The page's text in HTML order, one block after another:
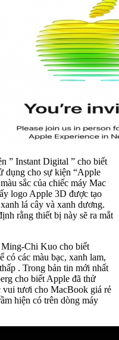
” Instant Digital ” cho biết
dụng cho sự kiện “Apple
sắc của chiếc máy Mac
logo Apple 3D được tạo
lá cây và xanh dương.
rằng thiết bị này sẽ ra mắt
Ming-Chi Kuo cho biết
có các màu bạc, xanh lam,
. Trong bản tin mới nhất
cho biết Apple đã thử
vui tươi cho MacBook giá rẻ
hiện có trên dòng máy